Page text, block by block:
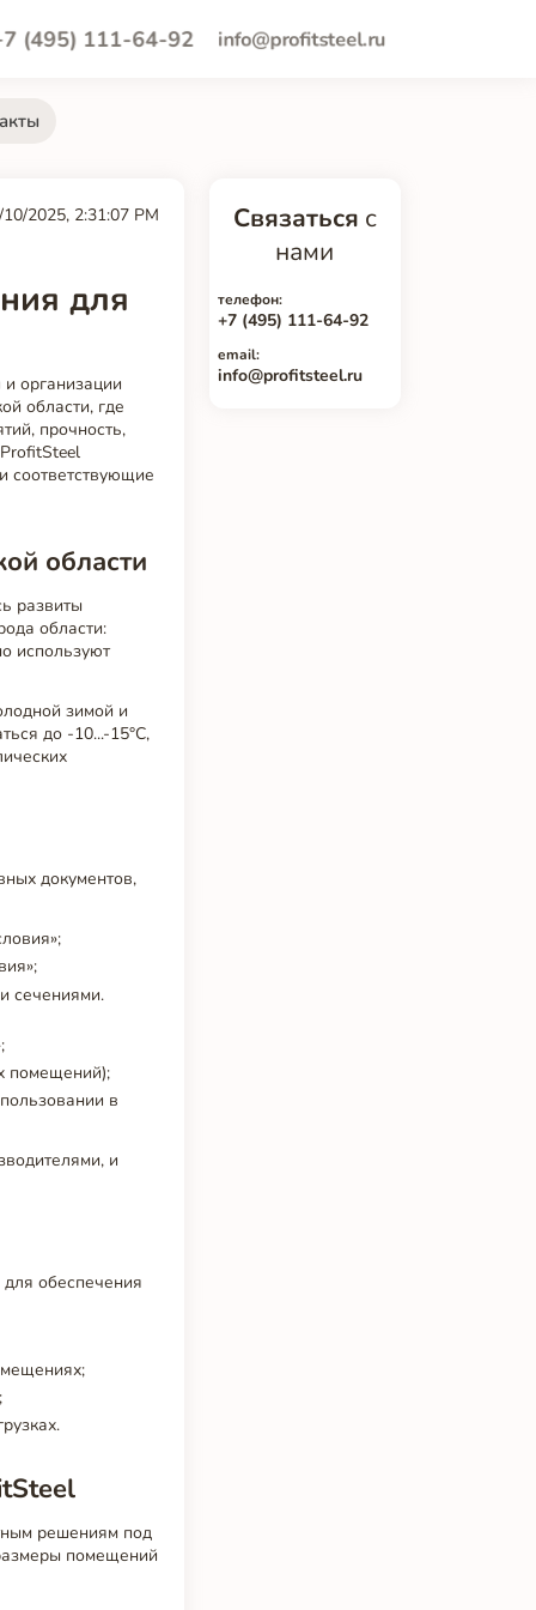
(495) 111-64-92 info@profitsteel.ru
2025, 2:31:07 PM
для
организации
области, где
прочность,
соответствующие
области
развиты
области:
используют
зимой и
до -10...-15°C,
документов,
сечениями.
помещений);
в
и
обеспечения
решениям под
помещений
Связаться с
нами
телефон:
+7 (495) 111-64-92
email:
info@profitsteel.ru